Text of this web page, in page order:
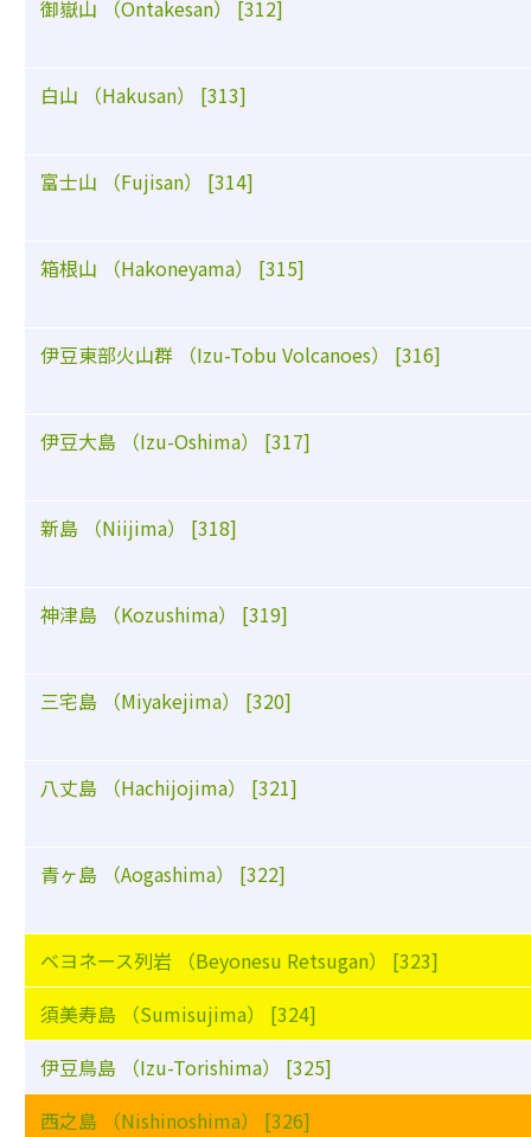
御嶽山 （Ontakesan） [312]
白山 （Hakusan） [313]
富士山 （Fujisan） [314]
箱根山 （Hakoneyama） [315]
伊豆東部火山群 （Izu-Tobu Volcanoes） [316]
伊豆大島 （Izu-Oshima） [317]
新島 （Niijima） [318]
神津島 （Kozushima） [319]
三宅島 （Miyakejima） [320]
八丈島 （Hachijojima） [321]
青ヶ島 （Aogashima） [322]
ベヨネース列岩 （Beyonesu Retsugan） [323]
須美寿島 （Sumisujima） [324]
伊豆鳥島 （Izu-Torishima） [325]
西之島 （Nishinoshima） [326]